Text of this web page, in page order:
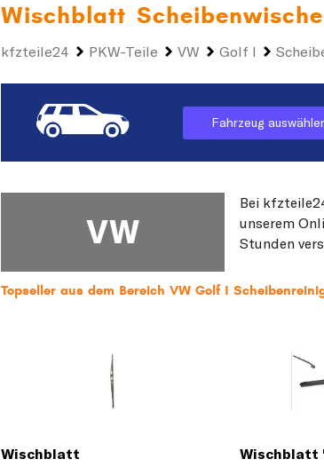
Wischblatt
kfzteile24 PKW-Teile VW Golf I
Fahrzeug
VW
Bei
unserem
Stunden
Topseller aus dem Bereich VW Golf I
Wischblatt Wischblatt